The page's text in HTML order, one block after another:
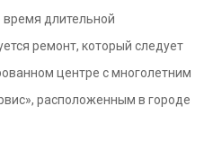
длительной
ремонт, который следует
центре с многолетним
расположенным в городе